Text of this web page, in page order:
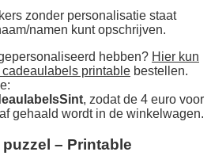
zonder personalisatie staat
namen kunt opschrijven.
hebben? Hier kun
printable bestellen.
, zodat de 4 euro voor
gehaald wordt in de winkelwagen.
– Printable